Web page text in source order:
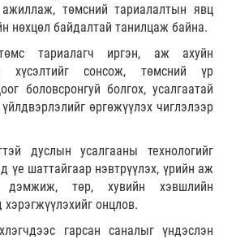
төмсний тариалалтын явц
нөхцөл байдалтай танилцаж байна.
тариалагч иргэн, аж ахуйн
хүсэлтийг сонсож, төмсний үр
боловсронгуй болгох, усалгаатай
өргөжүүлэх чиглэлээр
дуслын усалгааны технологийг
үе шаттайгаар нэвтрүүлэх, үрийн аж
дэмжиж, төр, хувийн хэвшлийн
онцлов.
гарсан саналыг үндэслэн